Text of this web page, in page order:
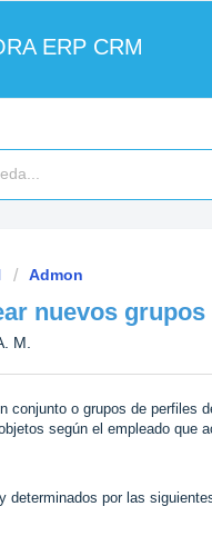
ERP CRM
Admon
nuevos grupos
M.
conjunto o grupos de perfiles
según el empleado que
determinados por las